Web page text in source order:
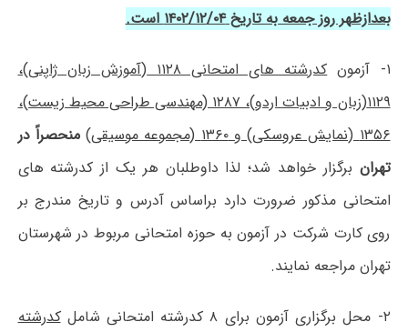
بعدازظهر روز جمعه به تاریخ ۱۴۰۲/۱۲/۰۴ است.
۱- آزمون
کدرشته های امتحانی ۱۱۲۸ (آموزش زبان ژاپنی)،
۱۱۲۹(زبان و ادبیات اردو)، ۱۲۸۷ (مهندسی طراحی محیط زیست)،
۱۳۵۶ (نمایش عروسکی) و ۱۳۶۰ (مجموعه موسیقی)
منحصراً در
تهران برگزار خواهد شد؛ لذا داوطلبان هر یک از کدرشته های
امتحانی مذکور ضرورت دارد براساس آدرس و تاریخ مندرج بر
روی کارت شرکت در آزمون به حوزه امتحانی مربوط در شهرستان
تهران مراجعه نمایند.
۲- محل برگزاری آزمون برای ۸ کدرشته امتحانی شامل
کدرشته